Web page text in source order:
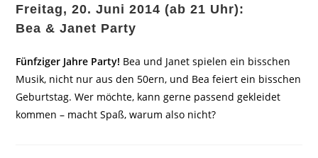
Freitag, 20. Juni 2014 (ab 21 Uhr):
Bea & Janet Party
Fünfziger Jahre Party! Bea und Janet spielen ein bisschen
Musik, nicht nur aus den 50ern, und Bea feiert ein bisschen
Geburtstag. Wer möchte, kann gerne passend gekleidet
kommen – macht Spaß, warum also nicht?